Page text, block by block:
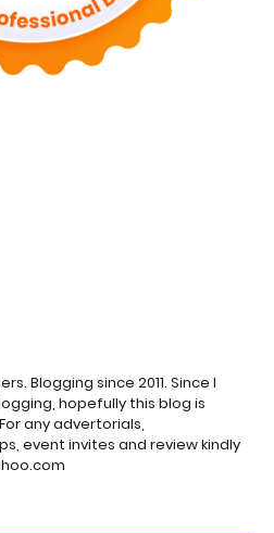
Blogging since 2011. Since I
hopefully this blog is
any advertorials,
event invites and review kindly